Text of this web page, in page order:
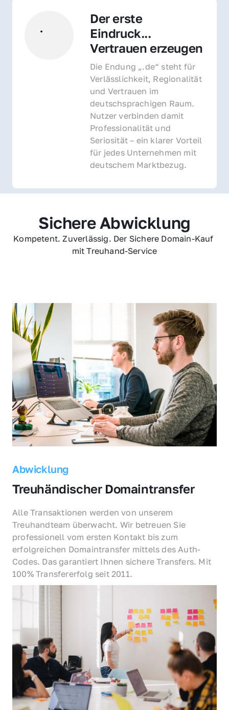
Der erste
Eindruck...
Vertrauen erzeugen
Die Endung „.de“ steht für
Verlässlichkeit, Regionalität
und Vertrauen im
deutschsprachigen Raum.
Nutzer verbinden damit
Professionalität und
Seriosität – ein klarer Vorteil
für jedes Unternehmen mit
deutschem Marktbezug.
Sichere Abwicklung
Kompetent. Zuverlässig. Der Sichere Domain-Kauf
mit Treuhand-Service
Abwicklung
Treuhändischer Domaintransfer
Alle Transaktionen werden von unserem
Treuhandteam überwacht. Wir betreuen Sie
professionell vom ersten Kontakt bis zum
erfolgreichen Domaintransfer mittels des Auth-
Codes. Das garantiert Ihnen sichere Transfers. Mit
100% Transfererfolg seit 2011.